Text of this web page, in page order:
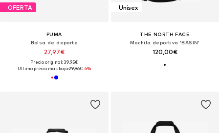
OFERTA
PUMA
Bolsa de deporte
27,97€
Precio original: 39,95€
Último precio más bajo:29,96€-6%
Unisex
THE NORTH FACE
Mochila deportiva 'BASIN'
120,00€